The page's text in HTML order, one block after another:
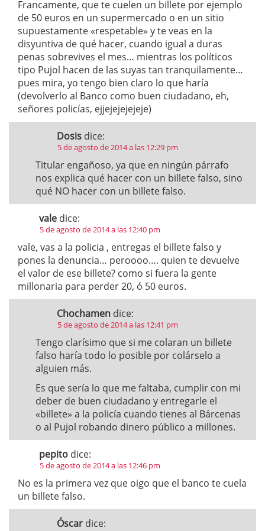
Francamente, que te cuelen un billete por ejemplo
de 50 euros en un supermercado o en un sitio
supuestamente «respetable» y te veas en la
disyuntiva de qué hacer, cuando igual a duras
penas sobrevives el mes… mientras los políticos
tipo Pujol hacen de las suyas tan tranquilamente…
pues mira, yo tengo bien claro lo que haría
(devolverlo al Banco como buen ciudadano, eh,
señores policías, ejjejejejejeje)
Dosis dice:
5 de agosto de 2014 a las 12:29 pm
Titular engañoso, ya que en ningún párrafo
nos explica qué hacer con un billete falso, sino
qué NO hacer con un billete falso.
vale dice:
5 de agosto de 2014 a las 12:40 pm
vale, vas a la policia , entregas el billete falso y
pones la denuncia… peroooo…. quien te devuelve
el valor de ese billete? como si fuera la gente
millonaria para perder 20, ó 50 euros.
Chochamen dice:
5 de agosto de 2014 a las 12:41 pm
Tengo clarísimo que si me colaran un billete
falso haría todo lo posible por colárselo a
alguien más.
Es que sería lo que me faltaba, cumplir con mi
deber de buen ciudadano y entregarle el
«billete» a la policía cuando tienes al Bárcenas
o al Pujol robando dinero público a millones.
pepito dice:
5 de agosto de 2014 a las 12:46 pm
No es la primera vez que oigo que el banco te cuela
un billete falso.
Óscar dice: